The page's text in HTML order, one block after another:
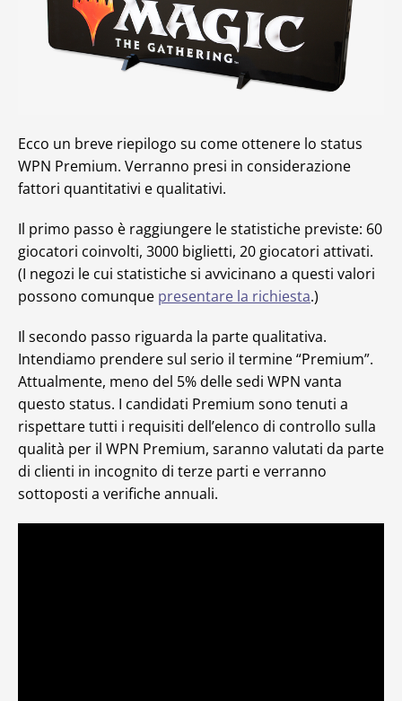
Ecco un breve riepilogo su come ottenere lo status
WPN Premium. Verranno presi in considerazione
fattori quantitativi e qualitativi.
Il primo passo è raggiungere le statistiche previste: 60
giocatori coinvolti, 3000 biglietti, 20 giocatori attivati.
(I negozi le cui statistiche si avvicinano a questi valori
possono comunque presentare la richiesta.)
Il secondo passo riguarda la parte qualitativa.
Intendiamo prendere sul serio il termine “Premium”.
Attualmente, meno del 5% delle sedi WPN vanta
questo status. I candidati Premium sono tenuti a
rispettare tutti i requisiti dell’elenco di controllo sulla
qualità per il WPN Premium, saranno valutati da parte
di clienti in incognito di terze parti e verranno
sottoposti a verifiche annuali.